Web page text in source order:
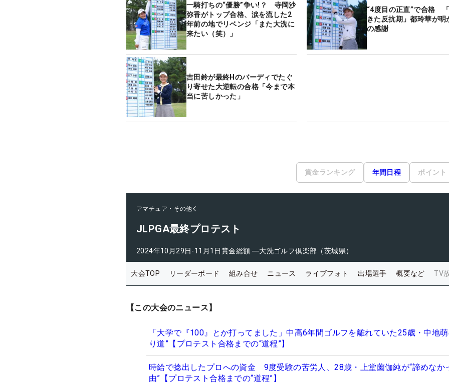
一騎打ちの“優勝”争い!？ 寺岡沙
弥香がトップ合格、涙を流した2
年前の地でリベンジ「また大洗に
来たい（笑）」
“4度目の正直”で合格
きた反抗期」都玲華が明
の感謝
吉田鈴が最終Hのバーディでたぐ
り寄せた大逆転の合格「今まで本
当に苦しかった」
賞金ランキング 年間日程 ポイント
アマチュア・その他
JLPGA最終プロテスト
2024年10月29日-11月1日賞金総額 ―大洗ゴルフ倶楽部（茨城県）
大会TOP リーダーボード 組み合せ ニュース ライブフォト 出場選手 概要など TV
【この大会のニュース】
「大学で『100』とか打ってました」中高6年間ゴルフを離れていた25歳・中地萌
り道”【プロテスト合格までの“道程”】
時給で捻出したプロへの資金 9度受験の苦労人、28歳・上堂薗伽純が“諦めなか
由”【プロテスト合格までの“道程”】